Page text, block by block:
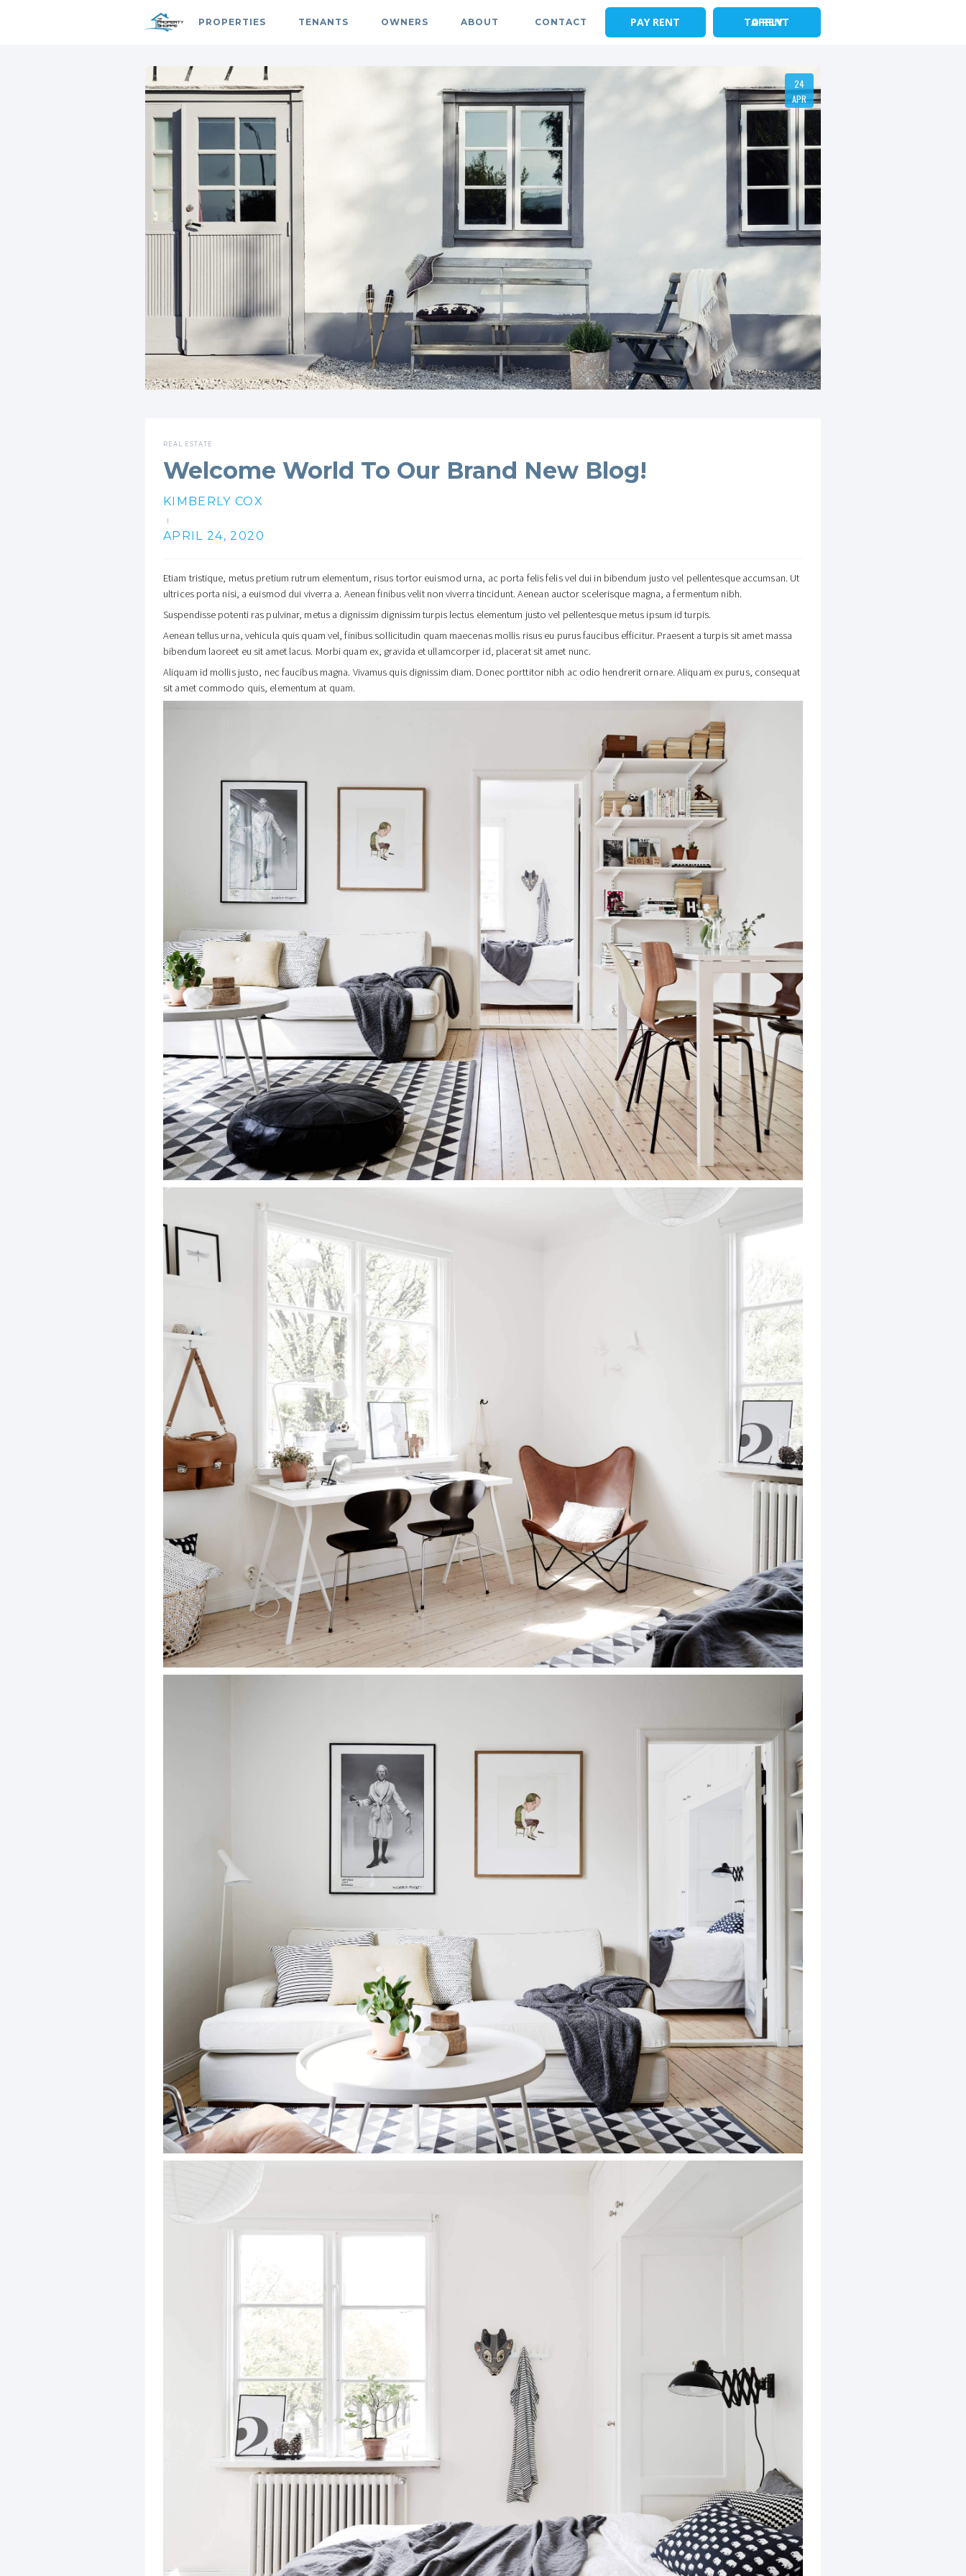
PROPERTIES TENANTS OWNERS ABOUT CONTACT PAY RENT APPLY TO RENT
24
APR
REAL ESTATE
Welcome World To Our Brand New Blog!
KIMBERLY COX
I
APRIL 24, 2020
Etiam tristique, metus pretium rutrum elementum, risus tortor euismod urna, ac porta felis felis vel dui in bibendum justo vel pellentesque accumsan. Ut
ultrices porta nisi, a euismod dui viverra a. Aenean finibus velit non viverra tincidunt. Aenean auctor scelerisque magna, a fermentum nibh.
Suspendisse potenti ras pulvinar, metus a dignissim dignissim turpis lectus elementum justo vel pellentesque metus ipsum id turpis.
Aenean tellus urna, vehicula quis quam vel, finibus sollicitudin quam maecenas mollis risus eu purus faucibus efficitur. Praesent a turpis sit amet massa
bibendum laoreet eu sit amet lacus. Morbi quam ex, gravida et ullamcorper id, placerat sit amet nunc.
Aliquam id mollis justo, nec faucibus magna. Vivamus quis dignissim diam. Donec porttitor nibh ac odio hendrerit ornare. Aliquam ex purus, consequat
sit amet commodo quis, elementum at quam.